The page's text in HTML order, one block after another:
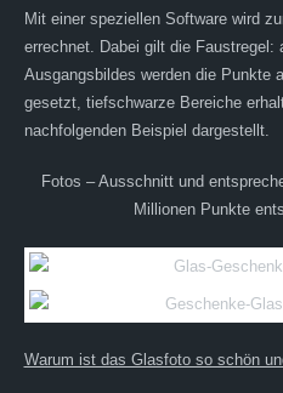
Mit einer speziellen Software wird
errechnet. Dabei gilt die Faustregel:
Ausgangsbildes werden die Punkte
gesetzt, tiefschwarze Bereiche
nachfolgenden Beispiel dargestellt.
Fotos – Ausschnitt und
Millionen Punkte
Warum ist das Glasfoto so schön